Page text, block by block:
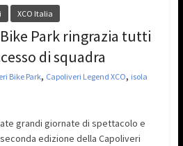
XCO Italia
Bike Park ringrazia tutti
di squadra
Bike Park, Capoliveri Legend XCO, isola
grandi giornate di spettacolo e
seconda edizione della Capoliveri